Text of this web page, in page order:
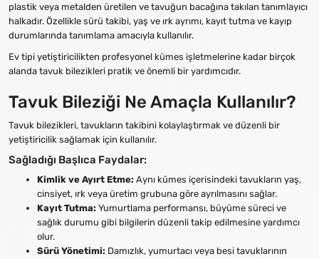
plastik veya metalden üretilen ve tavuğun bacağına takılan tanımlayıcı
halkadır. Özellikle sürü takibi, yaş ve ırk ayrımı, kayıt tutma ve kayıp
durumlarında tanımlama amacıyla kullanılır.
Ev tipi yetiştiricilikten profesyonel kümes işletmelerine kadar birçok
alanda tavuk bilezikleri pratik ve önemli bir yardımcıdır.
Tavuk Bileziği Ne Amaçla Kullanılır?
Tavuk bilezikleri, tavukların takibini kolaylaştırmak ve düzenli bir
yetiştiricilik sağlamak için kullanılır.
Sağladığı Başlıca Faydalar:
Kimlik ve Ayırt Etme: Aynı kümes içerisindeki tavukların yaş,
cinsiyet, ırk veya üretim grubuna göre ayrılmasını sağlar.
Kayıt Tutma: Yumurtlama performansı, büyüme süreci ve
sağlık durumu gibi bilgilerin düzenli takip edilmesine yardımcı
olur.
Sürü Yönetimi: Damızlık, yumurtacı veya besi tavuklarının